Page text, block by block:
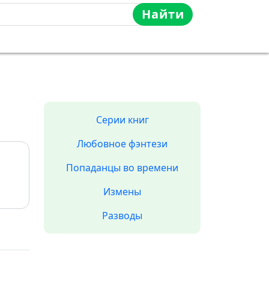
Найти
Серии книг
Любовное фэнтези
Попаданцы во времени
Измены
Разводы